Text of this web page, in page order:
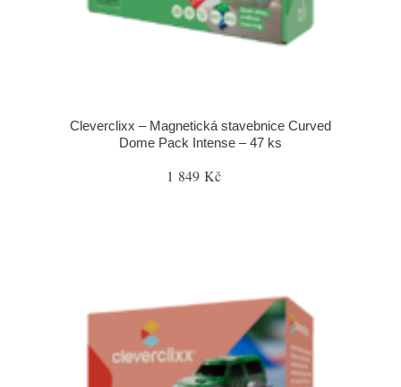
Cleverclixx – Magnetická stavebnice Curved
Dome Pack Intense – 47 ks
1 849 Kč